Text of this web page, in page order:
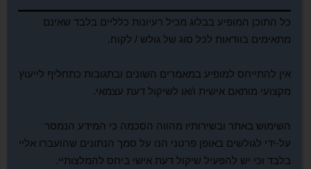
כל התוכן המופיע בבלוג מכיל רעיונות כלליים בלבד שאינם
מתאימים בוודאות לכל סוג של גולש / לקוח.
אין להתייחס למופיע במאמרים השונים ובתגובות כתחליף לייעוץ
מקצועי מותאם אישית ו/או לשיקול דעת עצמאי.
השימוש באתר ובשירותיו מהווה הסכמה כי המידע הנמסר
על-ידי לגולשים באופן פרטני הנו על סמך הנתונים שהועברו אליי
בלבד וכי יש להפעיל שיקול דעת אישי ביחס להמלצותיי.